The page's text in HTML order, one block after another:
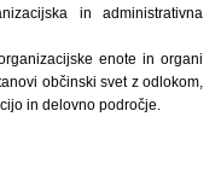
in administrativna
enote in organi
občinski svet z odlokom,
in delovno področje.